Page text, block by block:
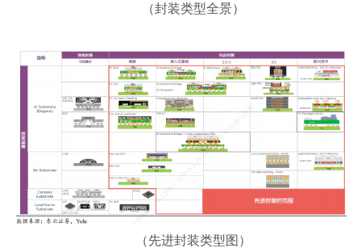
（封装类型全景）
（先进封装类型图）